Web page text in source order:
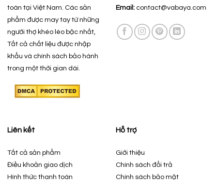
toàn tại Việt Nam. Các sản
phẩm được may tay từ những
người thợ khéo léo bậc nhất,
Tất cả chất liệu được nhập
khẩu và chính sách bảo hành
trong một thời gian dài.
Email: contact@vabaya.com
Liên kết
Tất cả sản phẩm
Điều khoản giao dịch
Hình thức thanh toán
Hỗ trợ
Giới thiệu
Chính sách đổi trả
Chính sách bảo mật